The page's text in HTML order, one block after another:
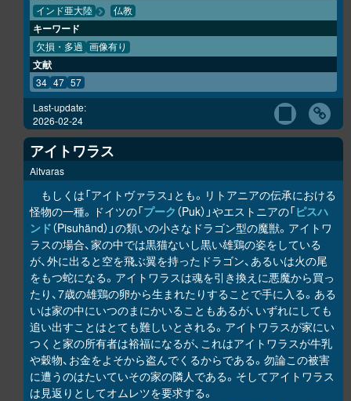
インド亜大陸 仏教
キーワード
欠損・多過 画像有り
文献
34 47 57
Last-update:
2026-02-24
アイトワラス
Aitvaras
もしくは「アイトヴァラス」とも。リトアニアの伝承における
怪物の一種。ドイツの「プーク （Puk）」やエストニアの「ピスハ
ンド（Pisuhänd）」の類いの小さなドラゴン型の魔獣。アイトワ
ラスの場合、家の中では黒猫ないし黒い雄鶏の姿をしている
が、外に出ると空を飛ぶ翼を持ったドラゴン、あるいは火の尾
をもつ蛇になる。アイトワラスは魂を引き換えに悪魔から買っ
たり、7歳の雄鶏の卵から生まれたりすることで手に入る。ある
いは家の中にいつのまにかいることもあるが、いずれにしても
追い出すことはとても難しいとされる。アイトワラスが家にい
つくと家の所有者は裕福になるが、これはアイトワラスが牛乳
や穀物、お金をよそから盗んでくるからである。勿論この被害
に遭うのはたいていその家の隣人である。そしてアイトワラス
は見返りとしてオムレツを要求する。